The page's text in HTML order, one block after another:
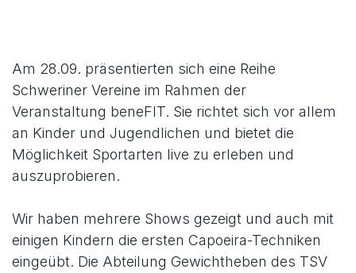
Am 28.09. präsentierten sich eine Reihe
Schweriner Vereine im Rahmen der
Veranstaltung beneFIT. Sie richtet sich vor allem
an Kinder und Jugendlichen und bietet die
Möglichkeit Sportarten live zu erleben und
auszuprobieren.
Wir haben mehrere Shows gezeigt und auch mit
einigen Kindern die ersten Capoeira-Techniken
eingeübt. Die Abteilung Gewichtheben des TSV